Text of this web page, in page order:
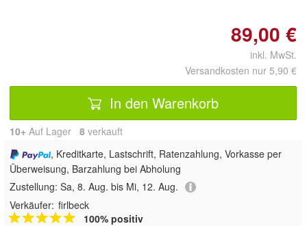
89,00 €
inkl. MwSt.
Versandkosten nur 5,90 €
In den Warenkorb
10+ Auf Lager 8 verkauft
, Kreditkarte, Lastschrift, Ratenzahlung, Vorkasse per
Überweisung, Barzahlung bei Abholung
Zustellung: Sa, 8. Aug. bis Mi, 12. Aug.
Verkäufer: firlbeck
100% positiv